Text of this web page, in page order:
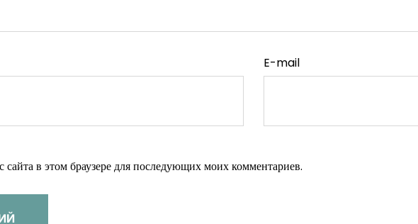
E-mail
в этом браузере для последующих моих комментариев.